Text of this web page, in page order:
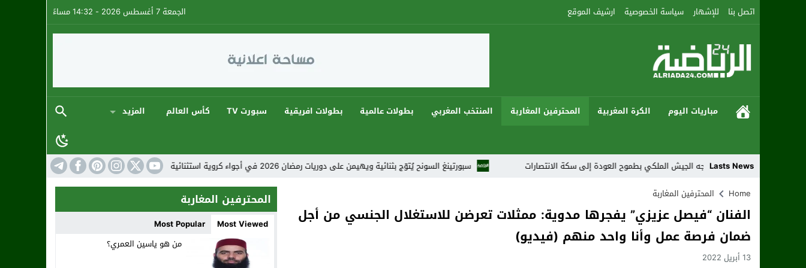
اتصل بنا للإشهار سياسة الخصوصية ارشيف الموقع الجمعة 7 أغسطس 2026 - 14:32 مساءً
مباريات اليوم الكرة المغربية المحترفين المغاربة المنتخب المغربي بطولات عالمية بطولات افريقية سبورت TV كأس العالم المزيد
Lasts News سبورتينغ السونح يُتوّج بثنائية ويهيمن على دوريات رمضان 2026 في أجواء كروية استثنائية المنتخب المغربي: ارتقاء جديد في تصنيف الفيفا لهذا الشهر
أكادير يواجه الجيش الملكي بطموح العودة إلى سكة الانتصارات
Home
المحترفين المغاربة
الفنان “فيصل عزيزي” يفجرها مدوية: ممثلات تعرضن للاستغلال الجنسي من أجل
ضمان فرصة عمل وأنا واحد منهم (فيديو)
13 أبريل 2022
المحترفين المغاربة
Most Viewed
Most Popular
من هو ياسين العمري؟